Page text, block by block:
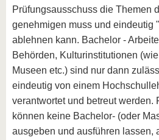
Prüfungsausschuss die Themen
genehmigen muss und eindeutig
ablehnen kann. Bachelor -
Behörden, Kulturinstitutionen
Museen etc.) sind nur dann
eindeutig von einem
verantwortet und betreut werden.
können keine Bachelor- (oder
ausgeben und ausführen lassen,